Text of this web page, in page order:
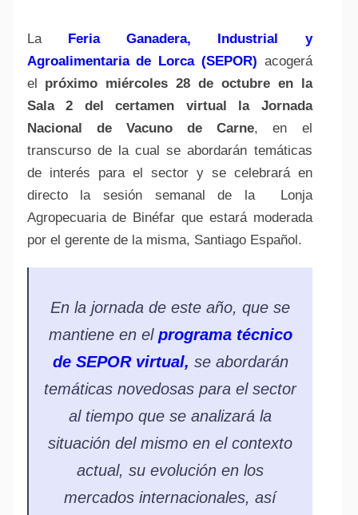
La Feria Ganadera, Industrial y
Agroalimentaria de Lorca (SEPOR) acogerá
el próximo miércoles 28 de octubre en la
Sala 2 del certamen virtual la Jornada
Nacional de Vacuno de Carne, en el
transcurso de la cual se abordarán temáticas
de interés para el sector y se celebrará en
directo la sesión semanal de la Lonja
Agropecuaria de Binéfar que estará moderada
por el gerente de la misma, Santiago Español.
En la jornada de este año, que se
mantiene en el programa técnico
de SEPOR virtual, se abordarán
temáticas novedosas para el sector
al tiempo que se analizará la
situación del mismo en el contexto
actual, su evolución en los
mercados internacionales, así